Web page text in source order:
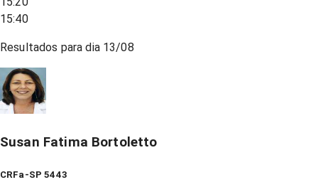
15:40
Resultados para dia 13/08
Susan Fatima Bortoletto
CRFa-SP 5443